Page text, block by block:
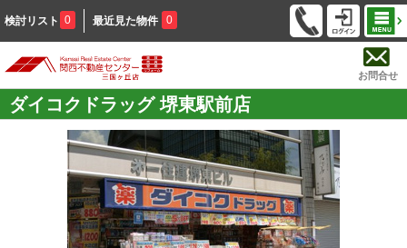
検討リスト 0 最近見た物件 0
お問合せ
ダイコクドラッグ 堺東駅前店